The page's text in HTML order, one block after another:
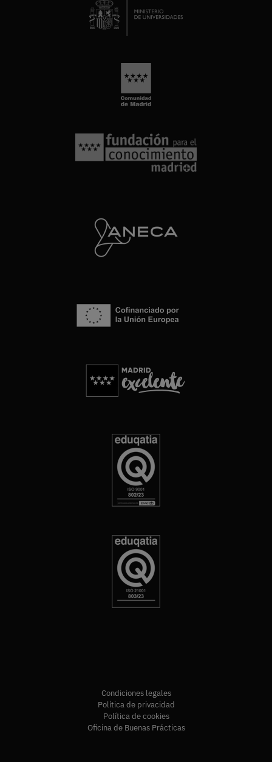
Condiciones legales
Política de privacidad
Política de cookies
Oficina de Buenas Prácticas